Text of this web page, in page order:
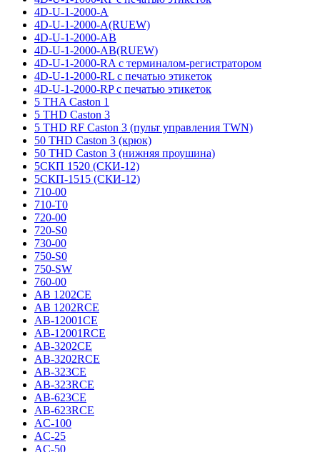
4D-U-1-2000-A
4D-U-1-2000-A(RUEW)
4D-U-1-2000-AB
4D-U-1-2000-AB(RUEW)
4D-U-1-2000-RA с терминалом-регистратором
4D-U-1-2000-RL с печатью этикеток
4D-U-1-2000-RP с печатью этикеток
5 THA Caston 1
5 THD Caston 3
5 THD RF Caston 3 (пульт управления TWN)
50 THD Caston 3 (крюк)
50 THD Caston 3 (нижняя проушина)
5СКП 1520 (СКИ-12)
5СКП-1515 (СКИ-12)
710-00
710-T0
720-00
720-S0
730-00
750-S0
750-SW
760-00
AB 1202CE
AB 1202RCE
AB-12001CE
AB-12001RCE
AB-3202CE
AB-3202RCE
AB-323CE
AB-323RCE
AB-623CE
AB-623RCE
AC-100
AC-25
AC-50